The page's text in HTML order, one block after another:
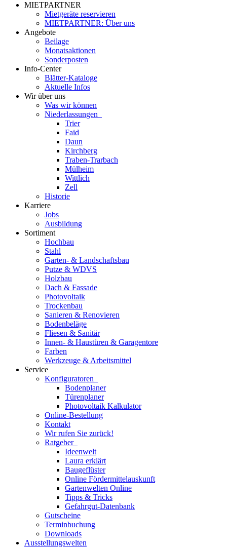
MIETPARTNER
Mietgeräte reservieren
MIETPARTNER: Über uns
Angebote
Beilage
Monatsaktionen
Sonderposten
Info-Center
Blätter-Kataloge
Aktuelle Infos
Wir über uns
Was wir können
Niederlassungen
Trier
Faid
Daun
Kirchberg
Traben-Trarbach
Mülheim
Wittlich
Zell
Historie
Karriere
Jobs
Ausbildung
Sortiment
Hochbau
Stahl
Garten- & Landschaftsbau
Putze & WDVS
Holzbau
Dach & Fassade
Photovoltaik
Trockenbau
Sanieren & Renovieren
Bodenbeläge
Fliesen & Sanitär
Innen- & Haustüren & Garagentore
Farben
Werkzeuge & Arbeitsmittel
Service
Konfiguratoren
Bodenplaner
Türenplaner
Photovoltaik Kalkulator
Online-Bestellung
Kontakt
Wir rufen Sie zurück!
Ratgeber
Ideenwelt
Laura erklärt
Baugeflüster
Online Fördermittelauskunft
Gartenwelten Online
Tipps & Tricks
Gefahrgut-Datenbank
Gutscheine
Terminbuchung
Downloads
Ausstellungswelten